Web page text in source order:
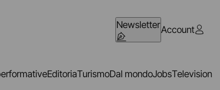
NewsletterAccount
EditoriaTurismoDal mondoJobsTelevision